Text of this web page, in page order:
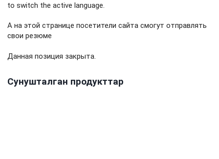
to switch the active language.
А на этой странице посетители сайта смогут отправлять
свои резюме
Данная позиция закрыта.
Сунушталган продукттар